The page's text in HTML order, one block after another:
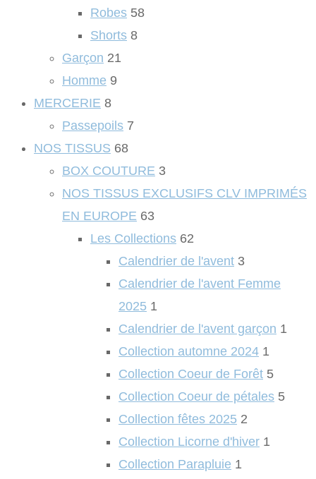
Robes 58
Shorts 8
Garçon 21
Homme 9
MERCERIE 8
Passepoils 7
NOS TISSUS 68
BOX COUTURE 3
NOS TISSUS EXCLUSIFS CLV IMPRIMÉS
EN EUROPE 63
Les Collections 62
Calendrier de l'avent 3
Calendrier de l'avent Femme
2025 1
Calendrier de l'avent garçon 1
Collection automne 2024 1
Collection Coeur de Forêt 5
Collection Coeur de pétales 5
Collection fêtes 2025 2
Collection Licorne d'hiver 1
Collection Parapluie 1